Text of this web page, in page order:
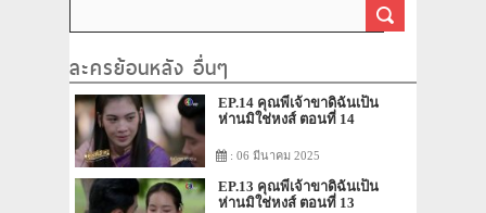
ละครย้อนหลัง อื่นๆ
EP.14 คุณพี่เจ้าขาดิฉันเป็น
ห่านมิใช่หงส์ ตอนที่ 14
: 06 มีนาคม 2025
EP.13 คุณพี่เจ้าขาดิฉันเป็น
ห่านมิใช่หงส์ ตอนที่ 13